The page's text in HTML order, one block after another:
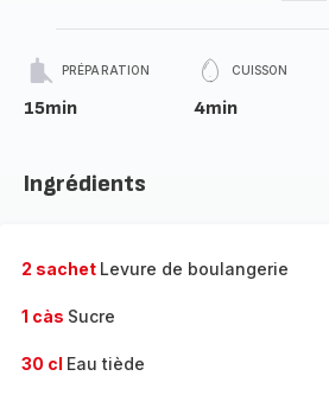
PRÉPARATION
15min
CUISSON
4min
Ingrédients
2 sachet Levure de boulangerie
1 càs Sucre
30 cl Eau tiède